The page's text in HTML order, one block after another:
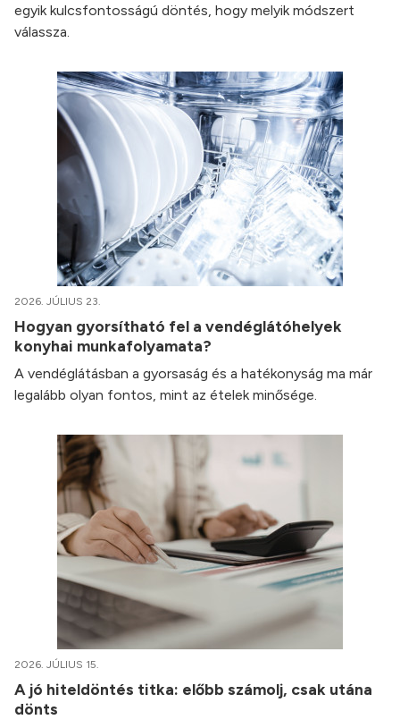
egyik kulcsfontosságú döntés, hogy melyik módszert
válassza.
2026. JÚLIUS 23.
Hogyan gyorsítható fel a vendéglátóhelyek
konyhai munkafolyamata?
A vendéglátásban a gyorsaság és a hatékonyság ma már
legalább olyan fontos, mint az ételek minősége.
2026. JÚLIUS 15.
A jó hiteldöntés titka: előbb számolj, csak utána
dönts